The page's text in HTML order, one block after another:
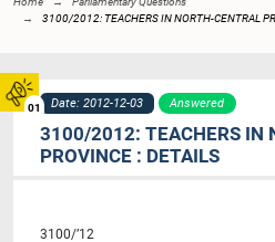
01
3100/2012: TEACHERS IN NORTH-CENTRAL
Date: 2012-12-03 Answered
3100/2012: TEACHERS IN
PROVINCE : DETAILS
3100/’12